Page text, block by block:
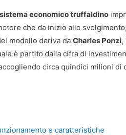
sistema economico truffaldino
che da inizio allo
modello deriva da Charles Ponzi,
è partito dalla cifra di
circa quindici milioni di
e caratteristiche